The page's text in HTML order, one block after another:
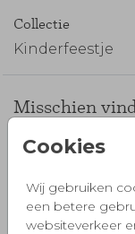
Cookies
Wij gebruiken
een betere
websiteverkeer
Collectie
Kinderfeestje
Misschien